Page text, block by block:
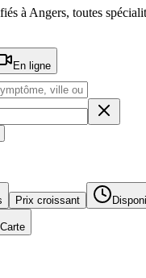
s à Angers, toutes
En ligne
Prix croissant
Carte